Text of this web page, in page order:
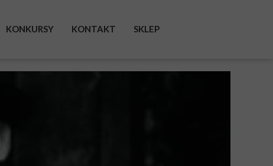
KONKURSY KONTAKT SKLEP